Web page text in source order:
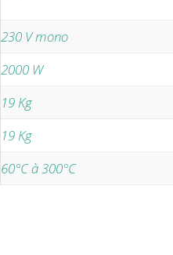
230 V mono
2000 W
19 Kg
19 Kg
60°C à 300°C